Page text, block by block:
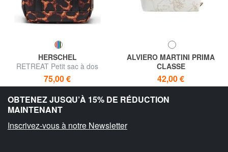
HERSCHEL
RETREAT Petit sac à dos
75,00 €
ALVIERO MARTINI PRIMA
CLASSE
GEO CLASSIC Trousse
cosmétique avec fermeture
42,00 €
OBTENEZ JUSQU’À 15% DE RÉDUCTION
MAINTENANT
Inscrivez-vous à notre Newsletter